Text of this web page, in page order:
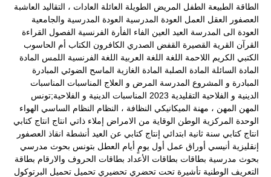
الطاقة الطبيعة الطفل المريض الطويلة العائلة العادات ، التقاليد العاشبة
العصفور العقل العمل العودة المدرسية العودة المدرسية والجامعية
العودة الى المدرسة العيد العين الفاء الفأرة الفرنسية الفصول القراءة
القرآن القرية القصيرة القفض الصدري الكافرون الكتاب أم الحاسوب
الكتبي الكريم اللاحمة اللغة اللغة العربية اللغة الفرنسية اللمس المادة
المادة السائلة المادة الصلبة المادة الغازية الماسح الضوئي المبادرة
المبادرة و المشروع المدرسة المرض و العلاج المناسبات المناسبات
الدينية و الفلاحية التقليدية 2023
المناسبات الدينية و الفلاحية;تونس
المهن المهن ، مهنة الميكانيكي النظافة ، النظام النظام الساسي الهواء
الوحدة المركزية الوطن الوقاية من الامراض إملاء ذاتي انتاج انتاج كتابي
انتاج كتابي سنة ثانية ابتدائي إنتاج كتابي عن العيد أنشطة انقاذ العصفور
إنقليزية أنيسي أوراق عمل أول يومٍ أيام العطل بتونس بحوث مدرسي
بحوث مدرسية بطاقات بطاقات الأعداد بطاقات الحروف والارقام بطاقة
التعريف الوطنية تأشيرة تحت تحضري تحضيري تحميل تحميل البرتوكول